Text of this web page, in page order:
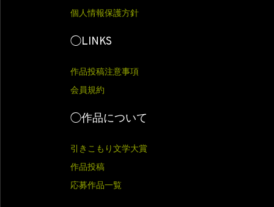
個人情報保護方針
◯LINKS
作品投稿注意事項
会員規約
◯作品について
引きこもり文学大賞
作品投稿
応募作品一覧